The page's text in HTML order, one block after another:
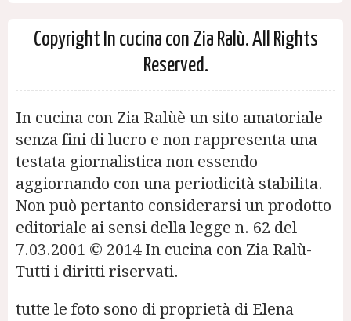
Copyright In cucina con Zia Ralù. All Rights
Reserved.
In cucina con Zia Ralùè un sito amatoriale
senza fini di lucro e non rappresenta una
testata giornalistica non essendo
aggiornando con una periodicità stabilita.
Non può pertanto considerarsi un prodotto
editoriale ai sensi della legge n. 62 del
7.03.2001 © 2014 In cucina con Zia Ralù-
Tutti i diritti riservati.
tutte le foto sono di proprietà di Elena